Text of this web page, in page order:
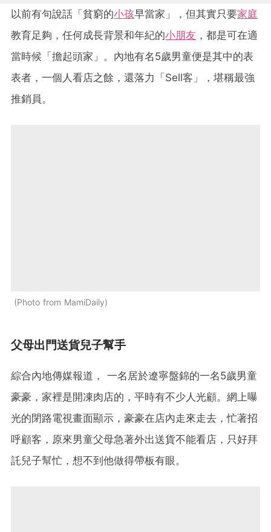
以前有句說話「貧窮的小孩早當家」，但其實只要家庭
教育足夠，任何成長背景和年紀的小朋友 ，都是可在適
當時候「擔起頭家」。內地有名5歲男童便是其中的表
表者，一個人看店之餘，還落力「Sell客」，堪稱最強
推銷員。
Photo from MamiDaily
父母出門送貨兒子幫手
綜合內地傳媒報道， 一名居於遼寧盤錦的一名5歲男童
豪豪，家裡是開凍肉店的，平時有不少人光顧。網上曝
光的閉路電視畫面顯示，豪豪在店內走來走去，忙著招
呼顧客，原來男童父母急著外出送貨不能看店，只好拜
託兒子幫忙，想不到他做得帶板有眼。